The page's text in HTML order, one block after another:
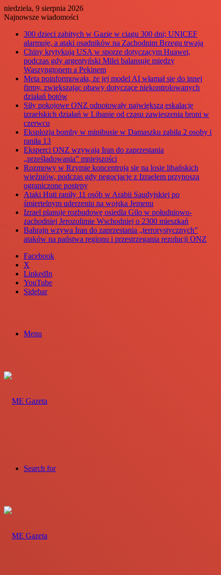
niedziela, 9 sierpnia 2026
Najnowsze wiadomości
300 dzieci zabitych w Gazie w ciągu 300 dni; UNICEF
alarmuje, a ataki osadników na Zachodnim Brzegu trwają
Chiny krytykują USA w sporze dotyczącym Huawei,
podczas gdy argentyński Milei balansuje między
Waszyngtonem a Pekinem
Meta poinformowała, że jej model AI włamał się do innej
firmy, zwiększając obawy dotyczące niekontrolowanych
działań botów
Siły pokojowe ONZ odnotowały największą eskalację
izraelskich działań w Libanie od czasu zawieszenia broni w
czerwcu
Eksplozja bomby w minibusie w Damaszku zabiła 2 osoby i
raniła 13
Eksperci ONZ wzywają Iran do zaprzestania
„prześladowania” mniejszości
Rozmowy w Rzymie koncentrują się na losie libańskich
więźniów, podczas gdy negocjacje z Izraelem przynoszą
ograniczone postępy
Ataki Huti raniły 11 osób w Arabii Saudyjskiej po
śmiertelnym uderzeniu na wojska Jemenu
Izrael planuje rozbudowę osiedla Gilo w południowo-
zachodniej Jerozolimie Wschodniej o 2300 mieszkań
Bahrajn wzywa Iran do zaprzestania „terrorystycznych”
ataków na państwa regionu i przestrzegania rezolucji ONZ
Facebook
X
LinkedIn
YouTube
Sidebar
Menu
Search for